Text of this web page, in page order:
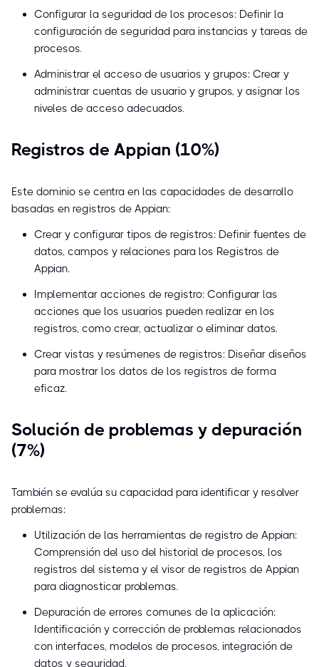
Configurar la seguridad de los procesos: Definir la
configuración de seguridad para instancias y tareas de
procesos.
Administrar el acceso de usuarios y grupos: Crear y
administrar cuentas de usuario y grupos, y asignar los
niveles de acceso adecuados.
Registros de Appian (10%)
Este dominio se centra en las capacidades de desarrollo
basadas en registros de Appian:
Crear y configurar tipos de registros: Definir fuentes de
datos, campos y relaciones para los Registros de
Appian.
Implementar acciones de registro: Configurar las
acciones que los usuarios pueden realizar en los
registros, como crear, actualizar o eliminar datos.
Crear vistas y resúmenes de registros: Diseñar diseños
para mostrar los datos de los registros de forma
eficaz.
Solución de problemas y depuración
(7%)
También se evalúa su capacidad para identificar y resolver
problemas:
Utilización de las herramientas de registro de Appian:
Comprensión del uso del historial de procesos, los
registros del sistema y el visor de registros de Appian
para diagnosticar problemas.
Depuración de errores comunes de la aplicación:
Identificación y corrección de problemas relacionados
con interfaces, modelos de procesos, integración de
datos y seguridad.